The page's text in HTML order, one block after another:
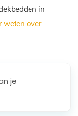
in
weten over
je